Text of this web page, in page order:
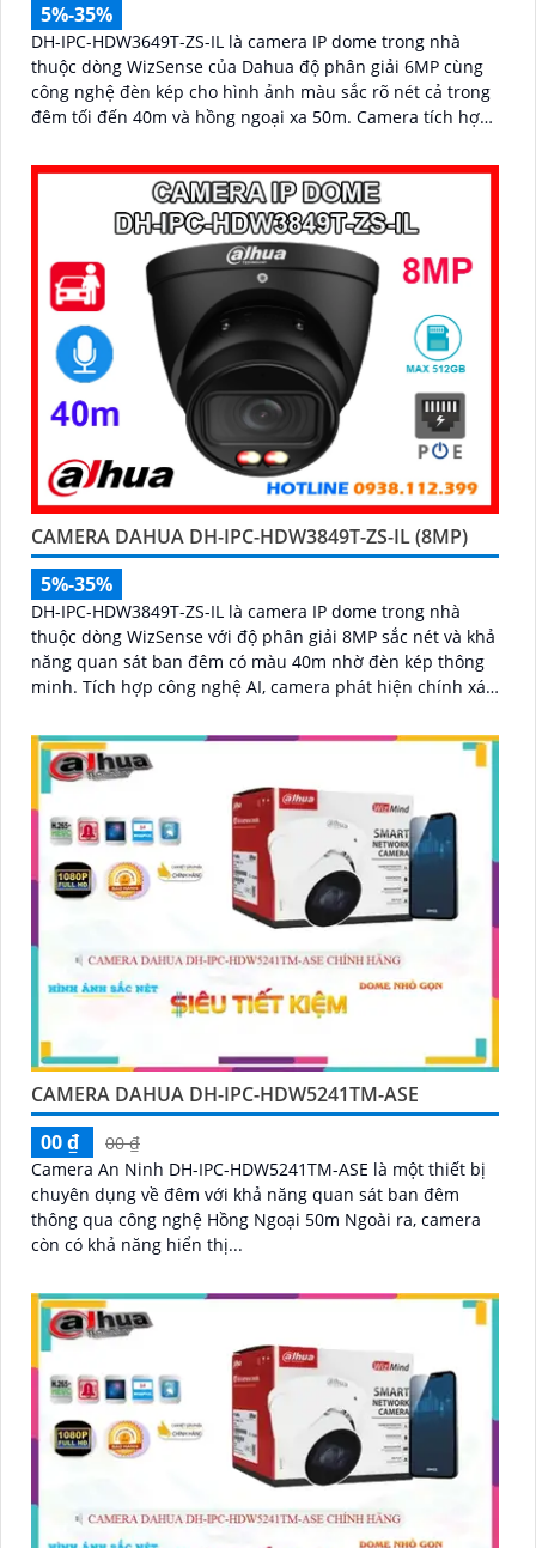
5%-35%
DH-IPC-HDW3649T-ZS-IL là camera IP dome trong nhà
thuộc dòng WizSense của Dahua độ phân giải 6MP cùng
công nghệ đèn kép cho hình ảnh màu sắc rõ nét cả trong
đêm tối đến 40m và hồng ngoại xa 50m. Camera tích hợp
năng phát hiện chính xác người và phương tiện, nâng cao
hiệu quả giám sát an ninh hỗ trợ PoE và giá rẻ hiệu quả
CAMERA DAHUA DH-IPC-HDW3849T-ZS-IL (8MP)
5%-35%
DH-IPC-HDW3849T-ZS-IL là camera IP dome trong nhà
thuộc dòng WizSense với độ phân giải 8MP sắc nét và khả
năng quan sát ban đêm có màu 40m nhờ đèn kép thông
minh. Tích hợp công nghệ AI, camera phát hiện chính xác
nhớ hỗ trợ đến 512GB đảm bảo lưu trữ linh hoạt và chi
tiết, hỗ trợ PoE tiện lợi đây là giải pháp giám sát an ninh
hiệu quả
CAMERA DAHUA DH-IPC-HDW5241TM-ASE
00 ₫
00 ₫
Camera An Ninh DH-IPC-HDW5241TM-ASE là một thiết bị
chuyên dụng về đêm với khả năng quan sát ban đêm
thông qua công nghệ Hồng Ngoại 50m Ngoài ra, camera
còn có khả năng hiển thị...